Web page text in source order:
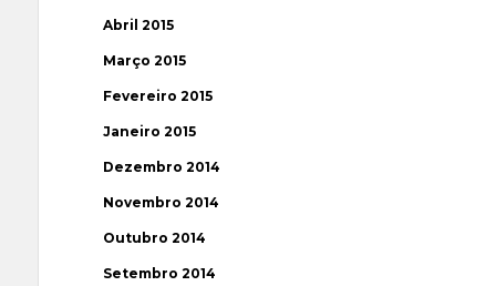
Abril 2015
Março 2015
Fevereiro 2015
Janeiro 2015
Dezembro 2014
Novembro 2014
Outubro 2014
Setembro 2014